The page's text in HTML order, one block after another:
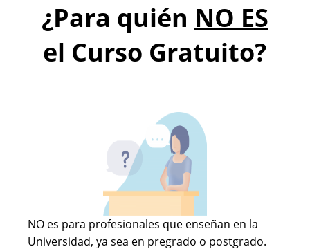
¿Para quién NO ES
el Curso Gratuito?
NO es para profesionales que enseñan en la
Universidad, ya sea en pregrado o postgrado.